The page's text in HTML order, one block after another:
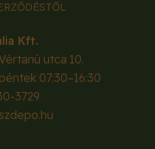
Kft.
utca 10.
07:30–16:30
3729